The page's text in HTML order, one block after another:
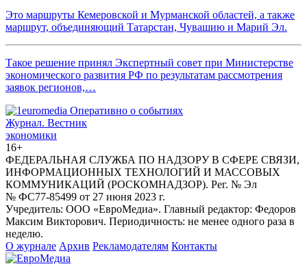
Это маршруты Кемеровской и Мурманской областей, а также
маршрут, объединяющий Татарстан, Чувашию и Марий Эл.
Такое решение принял Экспертный совет при Министерстве
экономического развития РФ по результатам рассмотрения
заявок регионов,…
Журнал. Вестник
экономики
16+
ФЕДЕРАЛЬНАЯ СЛУЖБА ПО НАДЗОРУ В СФЕРЕ СВЯЗИ,
ИНФОРМАЦИОННЫХ ТЕХНОЛОГИЙ И МАССОВЫХ
КОММУНИКАЦИЙ (РОСКОМНАДЗОР). Рег. № Эл
№ ФС77-85499 от 27 июня 2023 г.
Учредитель: ООО «ЕвроМедиа». Главный редактор: Федоров
Максим Викторович. Периодичность: не менее одного раза в
неделю.
О журнале Архив Рекламодателям Контакты